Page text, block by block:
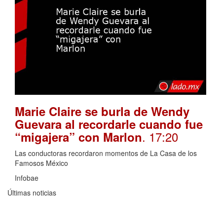
Marie Claire se burla de Wendy
Guevara al recordarle cuando fue
“migajera” con Marlon. 17:20
Las conductoras recordaron momentos de La Casa de los
Famosos México
Infobae
Últimas noticias